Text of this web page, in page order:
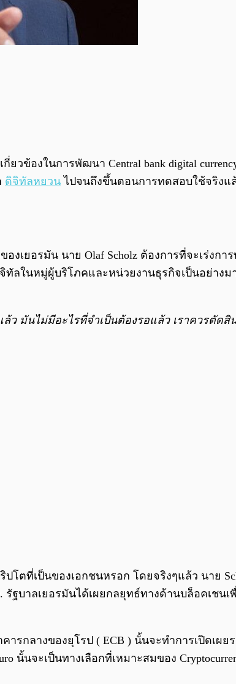
ข้องในการพัฒนา Central bank digital
ดิจิทัลหยวน ไปจนถึงขึ้นตอนการทดสอบใช้จริงแ
งเยอรมัน นาย Olaf Scholz ต้องการที่จะเร่งก
ลในหมู่ผู้บริโภคและหน่วยงานธุรกิจเป็นอย่างม
ล้ว มันไม่มีอะไรที่จำเป็นต้องรอแล้ว เราควรตัด
โตที่เป็นของเอกชนหรอก โดยจริงๆแล้ว นาย
รัฐบาลเยอรมันได้เผยกลยุทธ์ทางด้านบล็อคเช
รกลางของยุโรป ( ECB ) นั้นจะทำการเปิดเผ
นั้นจะเป็นทางเลือกที่เหมาะสมของ